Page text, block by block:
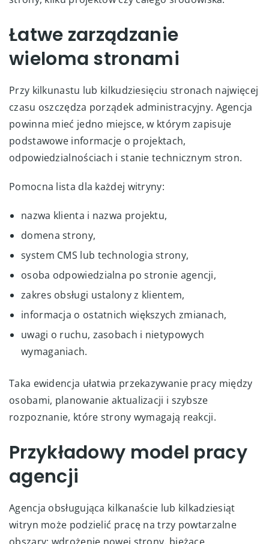
Łatwe zarządzanie
wieloma stronami
Przy kilkunastu lub kilkudziesięciu stronach najwięcej
czasu oszczędza porządek administracyjny. Agencja
powinna mieć jedno miejsce, w którym zapisuje
podstawowe informacje o projektach,
odpowiedzialnościach i stanie technicznym stron.
Pomocna lista dla każdej witryny:
nazwa klienta i nazwa projektu,
domena strony,
system CMS lub technologia strony,
osoba odpowiedzialna po stronie agencji,
zakres obsługi ustalony z klientem,
informacja o ostatnich większych zmianach,
uwagi o ruchu, zasobach i nietypowych
wymaganiach.
Taka ewidencja ułatwia przekazywanie pracy między
osobami, planowanie aktualizacji i szybsze
rozpoznanie, które strony wymagają reakcji.
Przykładowy model pracy
agencji
Agencja obsługująca kilkanaście lub kilkadziesiąt
witryn może podzielić pracę na trzy powtarzalne